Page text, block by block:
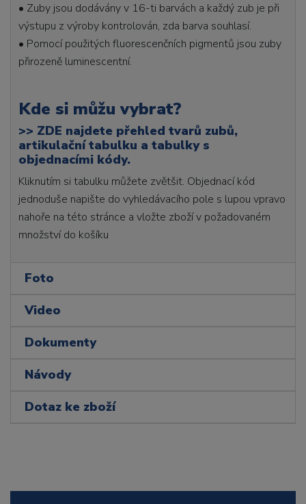
• Zuby jsou dodávány v 16-ti barvách a každý zub je při
výstupu z výroby kontrolován, zda barva souhlasí.
• Pomocí použitých fluorescenčních pigmentů jsou zuby
přirozeně luminescentní.
Kde si můžu vybrat?
>> ZDE najdete přehled tvarů zubů,
artikulační tabulku a tabulky s
objednacími kódy.
Kliknutím si tabulku můžete zvětšit. Objednací kód
jednoduše napište do vyhledávacího pole s lupou vpravo
nahoře na této stránce a vložte zboží v požadovaném
množství do košíku
Foto
Video
Dokumenty
Návody
Dotaz ke zboží